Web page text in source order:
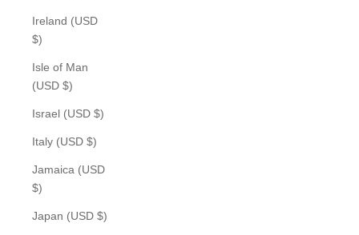
Ireland (USD
$)
Isle of Man
(USD $)
Israel (USD $)
Italy (USD $)
Jamaica (USD
$)
Japan (USD $)